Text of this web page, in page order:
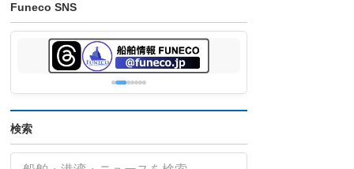
Funeco SNS
検索